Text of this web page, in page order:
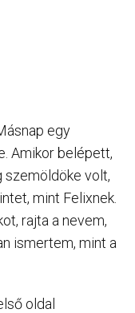
egy
Amikor belépett,
szemöldöke volt,
mint Felixnek.
rajta a nevem,
ismertem, mint a
oldal